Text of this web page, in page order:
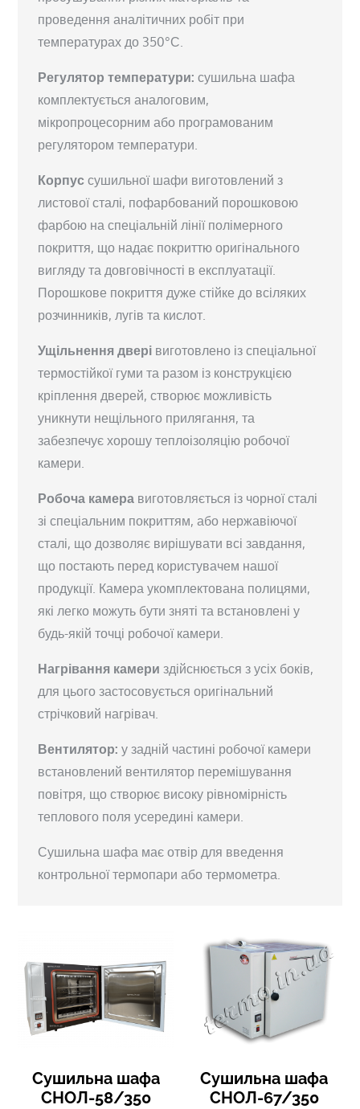
проведення аналітичних робіт при
температурах до 350°С.
Регулятор температури: сушильна шафа
комплектується аналоговим,
мікропроцесорним або програмованим
регулятором температури.
Корпус сушильної шафи виготовлений з
листової сталі, пофарбований порошковою
фарбою на спеціальній лінії полімерного
покриття, що надає покриттю оригінального
вигляду та довговічності в експлуатації.
Порошкове покриття дуже стійке до всіляких
розчинників, лугів та кислот.
Ущільнення двері виготовлено із спеціальної
термостійкої гуми та разом із конструкцією
кріплення дверей, створює можливість
уникнути нещільного прилягання, та
забезпечує хорошу теплоізоляцію робочої
камери.
Робоча камера виготовляється із чорної сталі
зі спеціальним покриттям, або нержавіючої
сталі, що дозволяє вирішувати всі завдання,
що постають перед користувачем нашої
продукції. Камера укомплектована полицями,
які легко можуть бути зняті та встановлені у
будь-якій точці робочої камери.
Нагрівання камери здійснюється з усіх боків,
для цього застосовується оригінальний
стрічковий нагрівач.
Вентилятор: у задній частині робочої камери
встановлений вентилятор перемішування
повітря, що створює високу рівномірність
теплового поля усередині камери.
Сушильна шафа має отвір для введення
контрольної термопари або термометра.
Сушильна шафа
СНОЛ-58/350
Сушильна шафа
СНОЛ-67/350